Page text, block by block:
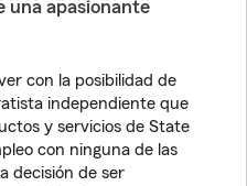
una apasionante
con la posibilidad de
independiente que
y servicios de State
con ninguna de las
decisión de ser